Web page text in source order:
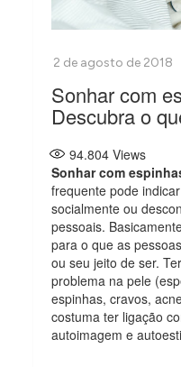
Sonhar com
Descubra o
94.804 Views
Sonhar com
frequente pode
socialmente ou
pessoais.
para o que as
ou seu jeito de ser.
problema na pele
espinhas, cravos,
costuma ter ligação
autoimagem e